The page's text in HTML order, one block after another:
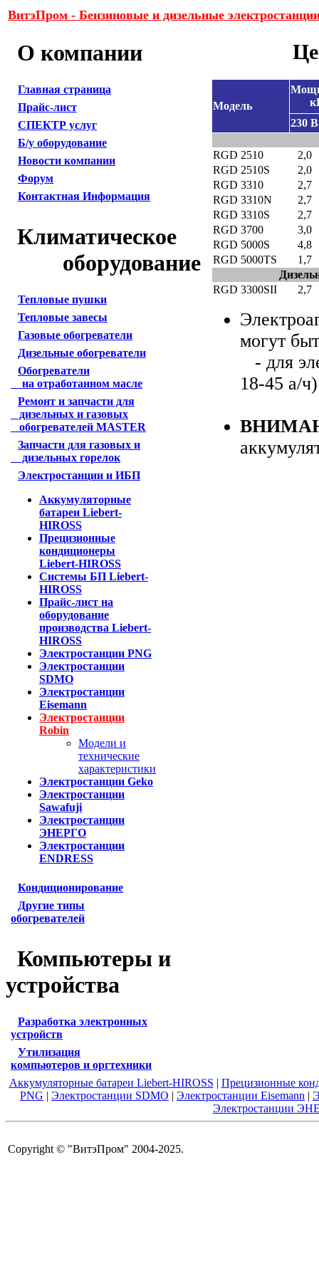
ВитэПром - Бензиновые и дизельные
О компании
Главная страница
Прайс-лист
СПЕКТР услуг
Б/у оборудование
Новости компании
Форум
Контактная Информация
Климатическое
оборудование
Тепловые пушки
Тепловые завесы
Газовые обогреватели
Дизельные обогреватели
Обогреватели
на отработанном масле
Ремонт и запчасти для
дизельных и газовых
обогревателей MASTER
Запчасти для газовых и
дизельных горелок
Электростанции и ИБП
Аккумуляторные
батареи Liebert-
HIROSS
Прецизионные
кондиционеры
Liebert-HIROSS
Системы БП Liebert-
HIROSS
Прайс-лист на
оборудование
производства Liebert-
HIROSS
Электростанции PNG
Электростанции
SDMO
Электростанции
Eisemann
Электростанции
Robin
Модели и
технические
характеристики
Электростанции Geko
Электростанции
Sawafuji
Электростанции
ЭНЕРГО
Электростанции
ENDRESS
Кондиционирование
Другие типы
обогревателей
Компьютеры и
устройства
Разработка электронных
устройств
Утилизация
компьютеров и оргтехники
Модель
230 В
RGD 2510
2,0
RGD 2510S
2,0
RGD 3310
2,7
RGD 3310N
2,7
RGD 3310S
2,7
RGD 3700
3,0
RGD 5000S
4,8
RGD 5000TS
1,7
RGD 3300SII
2,7
могут
- для
18-45 а/ч)
Аккумуляторные батареи Liebert-HIROSS | Прецизионные
PNG | Электростанции SDMO | Электростанции Eisemann |
Электростанции
Copyright © "ВитэПром" 2004-2025.